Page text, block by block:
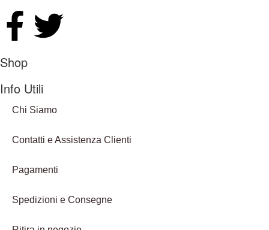
Shop
Info Utili
Chi Siamo
Contatti e Assistenza Clienti
Pagamenti
Spedizioni e Consegne